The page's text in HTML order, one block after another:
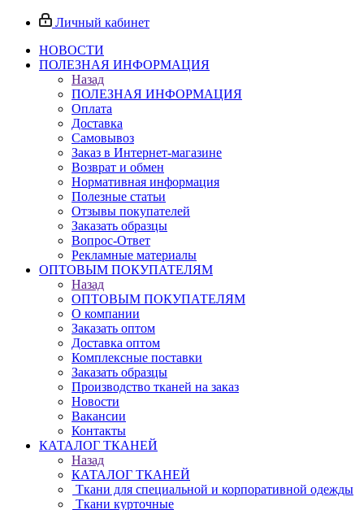
Личный кабинет
НОВОСТИ
ПОЛЕЗНАЯ ИНФОРМАЦИЯ
Назад
ПОЛЕЗНАЯ ИНФОРМАЦИЯ
Оплата
Доставка
Самовывоз
Заказ в Интернет-магазине
Возврат и обмен
Нормативная информация
Полезные статьи
Отзывы покупателей
Заказать образцы
Вопрос-Ответ
Рекламные материалы
ОПТОВЫМ ПОКУПАТЕЛЯМ
Назад
ОПТОВЫМ ПОКУПАТЕЛЯМ
О компании
Заказать оптом
Доставка оптом
Комплексные поставки
Заказать образцы
Производство тканей на заказ
Новости
Вакансии
Контакты
КАТАЛОГ ТКАНЕЙ
Назад
КАТАЛОГ ТКАНЕЙ
Ткани для специальной и корпоративной одежды
Ткани курточные